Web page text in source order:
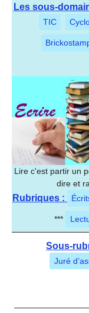
Les sous-
TIC
Lire c'est partir un
dire et
Rubriques :
***
Sous-
Juré